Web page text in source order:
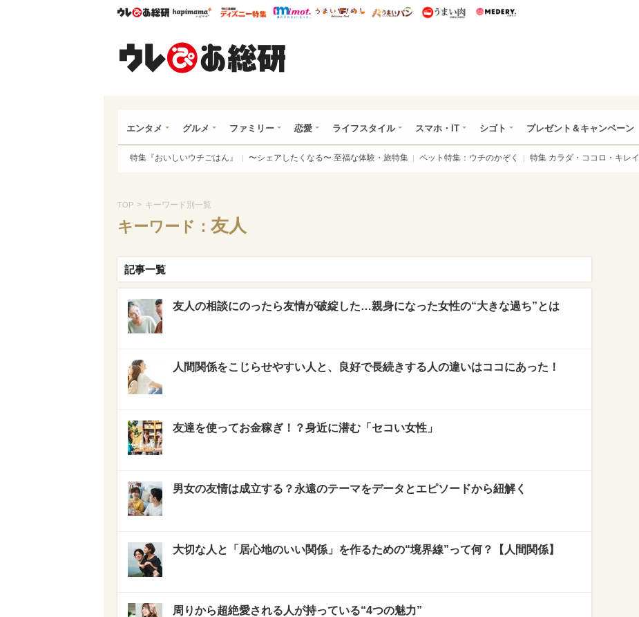
ウレぴあ総研ハピママ* ウレぴあ総研 ディズニー特集
mimot. うまいめし うまいパン うまい肉
エンタメ グルメ ファミリー 恋愛 ライフスタイル スマホ・IT シゴト プレゼント＆キャンペーン
特集『おいしいウチごはん』 〜シェアしたくなる〜 至福な体験・旅特集 ペット特集：ウチのかぞく 特集 カラダ・ココロ・キレイ
TOP > キーワード別一覧
キーワード： 友人
記事一覧
友人の相談にのったら友情が破綻した…親身になった女性の“大きな過ち”とは
人間関係をこじらせやすい人と、良好で長続きする人の違いはココにあった！
友達を使ってお金稼ぎ！？身近に潜む「セコい女性」
男女の友情は成立する？永遠のテーマをデータとエピソードから紐解く
大切な人と「居心地のいい関係」を作るための“境界線”って何？【人間関係】
周りから超絶愛される人が持っている“4つの魅力”